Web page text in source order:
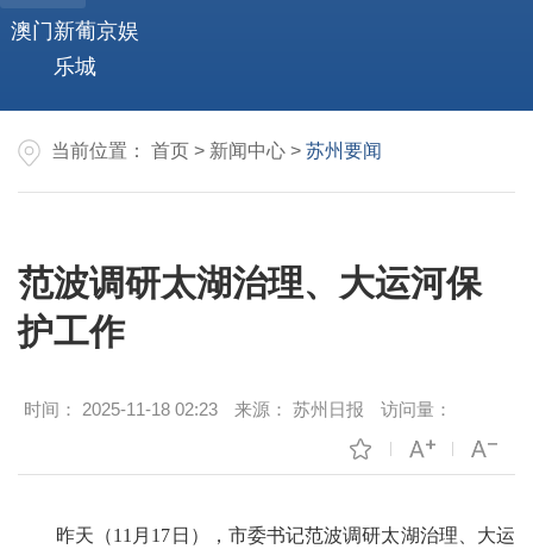
澳门新葡京娱
乐城
当前位置： 首页 > 新闻中心 > 苏州要闻
范波调研太湖治理、大运河保
护工作
时间： 2025-11-18 02:23 来源： 苏州日报 访问量：
昨天（11月17日），市委书记范波调研太湖治理、大运